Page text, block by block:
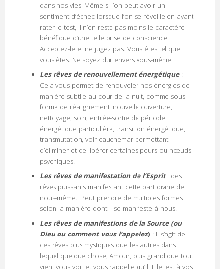
dans nos vies. Même si l’on peut avoir un
sentiment d’échec lorsque l’on se réveille en ayant
rater le test, il n’en reste pas moins le caractère
bénéfique d’une telle prise de conscience.
Acceptez-le et ne jugez pas. Vous êtes tel que
vous êtes. Ne soyez dur envers vous-même.
Les rêves de renouvellement énergétique :
Cela vous permet de renouveler nos énergies de
manière subtile au cour de la nuit, comme sous
forme de réalignement, nouvelle ouverture,
nettoyage, soin, entrée-sortie de période
énergétique particulière, transition énergétique,
transmutation, voir cauchemar permettant
d’éliminer et de libérer certaines peurs ou nœuds
psychiques.
Les rêves de manifestation de l’Esprit: des
rêves puissants manifestant cette part divine de
nous-même. Peut prendre de multiples formes
selon la manière dont Il se manifeste à nous.
Les rêves de manifestions de la Source (ou
Dieu ou comment vous l’appelez) : Il s’agit de
ces rêves plus mystiques que les autres dans
lequel quelque chose, Amour, plus grand que tout
vient vous voir et vous rappelle qu’Il, Elle, est à vos